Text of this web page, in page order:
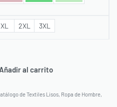
XL 2XL 3XL
al carrito
de Textiles Lisos, Ropa de Hombre,